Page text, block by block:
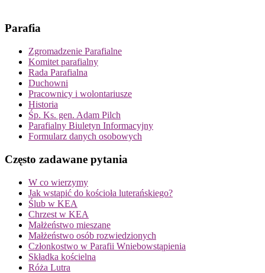
Parafia
Zgromadzenie Parafialne
Komitet parafialny
Rada Parafialna
Duchowni
Pracownicy i wolontariusze
Historia
Śp. Ks. gen. Adam Pilch
Parafialny Biuletyn Informacyjny
Formularz danych osobowych
Często zadawane pytania
W co wierzymy
Jak wstąpić do kościoła luterańskiego?
Ślub w KEA
Chrzest w KEA
Małżeństwo mieszane
Małżeństwo osób rozwiedzionych
Członkostwo w Parafii Wniebowstąpienia
Składka kościelna
Róża Lutra